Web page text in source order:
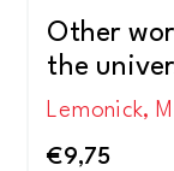
Other
the
Lemonick,
€9,75